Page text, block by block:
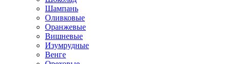
Шампань
Оливковые
Оранжевые
Вишневые
Изумрудные
Венге